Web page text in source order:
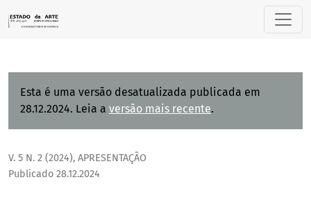
COMO VAI VOCÊ, 2013? Lutas políticas e práticas artísticas
Esta é uma versão desatualizada publicada em
28.12.2024. Leia a versão mais recente.
V. 5 N. 2 (2024), APRESENTAÇÃO
Publicado 28.12.2024